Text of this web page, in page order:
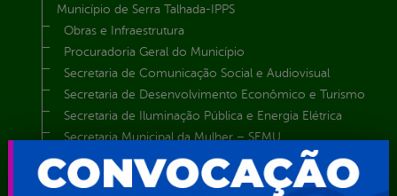
Município de Serra Talhada-IPPS
Obras e Infraestrutura
Procuradoria Geral do Município
Secretaria de Comunicação Social e Audiovisual
Secretaria de Desenvolvimento Econômico e Turismo
Secretaria de Iluminação Pública e Energia Elétrica
Secretaria Municipal da Mulher – SEMU
Secretaria Municipal de Administração – SAD
Secretaria Municipal de Agricultura e Recursos Hídricos –